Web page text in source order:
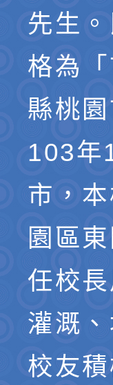
先生
格為
縣桃
103年
市，
園區
任校
灌溉
校友